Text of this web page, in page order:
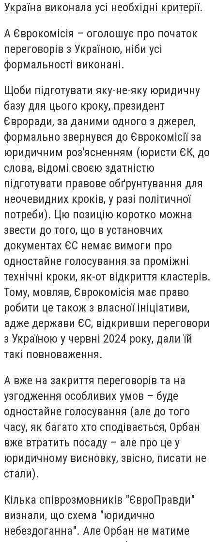
Україна виконала усі необхідні критерії.
А Єврокомісія – оголошує про початок
переговорів з Україною, ніби усі
формальності виконані.
Щоби підготувати яку-не-яку юридичну
базу для цього кроку, президент
Євроради, за даними одного з джерел,
формально звернувся до Єврокомісії за
юридичним роз'ясненням (юристи ЄК, до
слова, відомі своєю здатністю
підготувати правове обґрунтування для
неочевидних кроків, у разі політичної
потреби). Цю позицію коротко можна
звести до того, що в установчих
документах ЄС немає вимоги про
одностайне голосування за проміжні
технічні кроки, як-от відкриття кластерів.
Тому, мовляв, Єврокомісія має право
робити це також з власної ініціативи,
адже держави ЄС, відкривши переговори
з Україною у червні 2024 року, дали їй
такі повноваження.
А вже на закриття переговорів та на
узгодження особливих умов – буде
одностайне голосування (але до того
часу, як багато хто сподівається, Орбан
вже втратить посаду – але про це у
юридичному висновку, звісно, писати не
стали).
Кілька співрозмовників "ЄвроПравди"
визнали, що схема "юридично
небездоганна". Але Орбан не матиме